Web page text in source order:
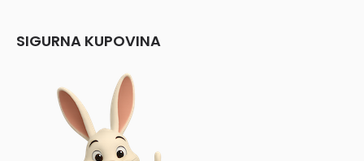
SIGURNA KUPOVINA